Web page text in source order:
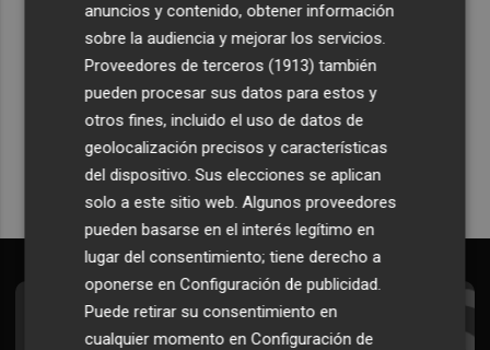
Recibe toda la actualidad de
Plaza Podcast en tu correo
Quiero suscribirme
Suscríbete al Boletín
anuncios y contenido, obtener información
sobre la audiencia y mejorar los servicios.
Proveedores de terceros (1913) también
pueden procesar sus datos para estos y
otros fines, incluido el uso de datos de
geolocalización precisos y características
del dispositivo. Sus elecciones se aplican
solo a este sitio web. Algunos proveedores
pueden basarse en el interés legítimo en
lugar del consentimiento; tiene derecho a
oponerse enConfiguración de publicidad.
Puede retirar su consentimiento en
cualquier momento enConfiguración de